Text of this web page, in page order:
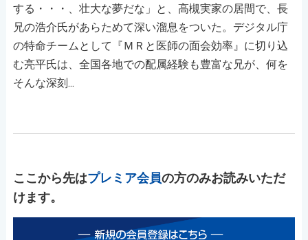
する・・・、壮大な夢だな」と、高槻実家の居間で、長
兄の浩介氏があらためて深い溜息をついた。デジタル庁
の特命チームとして『ＭＲと医師の面会効率』に切り込
む亮平氏は、全国各地での配属経験も豊富な兄が、何を
そんな深刻...
ここから先はプレミア会員の方のみお読みいただ
けます。